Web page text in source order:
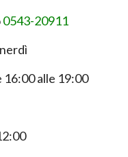
0543-20911
16:00 alle 19:00